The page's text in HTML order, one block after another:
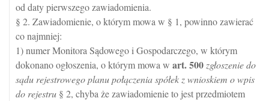
od daty pierwszego zawiadomienia.
§ 2. Zawiadomienie, o którym mowa w § 1, powinno zawierać
co najmniej:
1) numer Monitora Sądowego i Gospodarczego, w którym
dokonano ogłoszenia, o którym mowa w art.500 zgłoszenie do
sądu rejestrowego planu połączenia spółek z wnioskiem o wpis
do rejestru § 2, chyba że zawiadomienie to jest przedmiotem